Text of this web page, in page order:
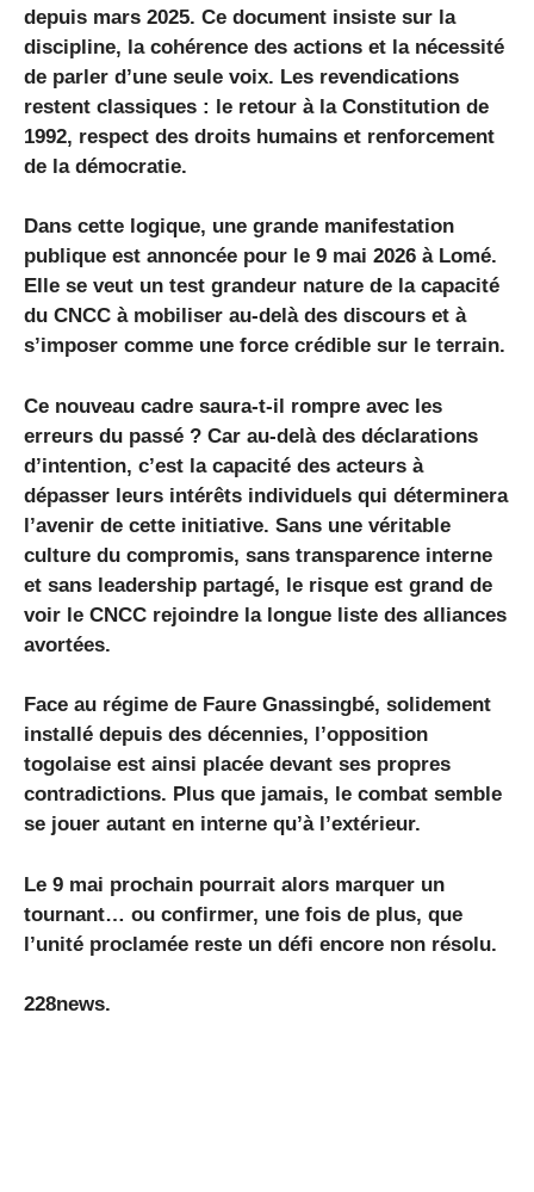
depuis mars 2025. Ce document insiste sur la
discipline, la cohérence des actions et la nécessité
de parler d’une seule voix. Les revendications
restent classiques : le retour à la Constitution de
1992, respect des droits humains et renforcement
de la démocratie.
Dans cette logique, une grande manifestation
publique est annoncée pour le 9 mai 2026 à Lomé.
Elle se veut un test grandeur nature de la capacité
du CNCC à mobiliser au-delà des discours et à
s’imposer comme une force crédible sur le terrain.
Ce nouveau cadre saura-t-il rompre avec les
erreurs du passé ? Car au-delà des déclarations
d’intention, c’est la capacité des acteurs à
dépasser leurs intérêts individuels qui déterminera
l’avenir de cette initiative. Sans une véritable
culture du compromis, sans transparence interne
et sans leadership partagé, le risque est grand de
voir le CNCC rejoindre la longue liste des alliances
avortées.
Face au régime de Faure Gnassingbé, solidement
installé depuis des décennies, l’opposition
togolaise est ainsi placée devant ses propres
contradictions. Plus que jamais, le combat semble
se jouer autant en interne qu’à l’extérieur.
Le 9 mai prochain pourrait alors marquer un
tournant… ou confirmer, une fois de plus, que
l’unité proclamée reste un défi encore non résolu.
228news.